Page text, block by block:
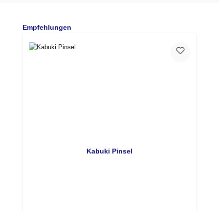
Produktgalerie überspringen
Empfehlungen
Kabuki Pinsel